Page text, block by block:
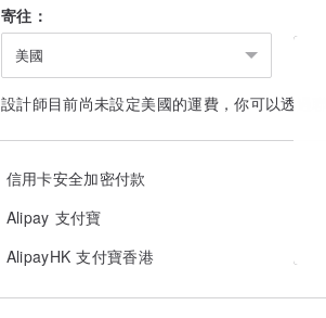
寄往：
美國
設計師目前尚未設定美國的運費，你可以透過
信用卡安全加密付款
Alipay 支付寶
AlipayHK 支付寶香港